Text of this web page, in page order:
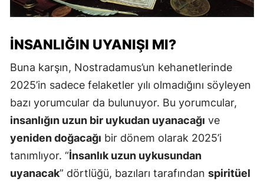
İNSANLIĞIN UYANIŞI MI?
Buna karşın, Nostradamus’un kehanetlerinde
2025’in sadece felaketler yılı olmadığını söyleyen
bazı yorumcular da bulunuyor. Bu yorumcular,
insanlığın uzun bir uykudan uyanacağı ve
yeniden doğacağı bir dönem olarak 2025’i
tanımlıyor. “İnsanlık uzun uykusundan
uyanacak” dörtlüğü, bazıları tarafından spiritüel